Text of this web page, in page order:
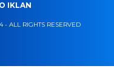
IKLAN
- ALL RIGHTS RESERVED